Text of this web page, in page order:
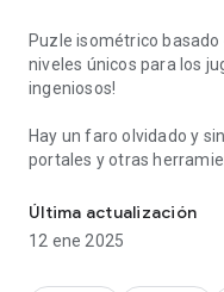
Puzle isométrico basado
niveles únicos para los
ingeniosos!
Hay un faro olvidado y
portales y otras
Última actualización
12 ene 2025